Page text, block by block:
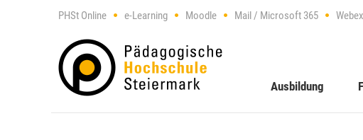
PHSt Online e-Learning Moodle Mail / Microsoft 365 Webex
Ausbildung